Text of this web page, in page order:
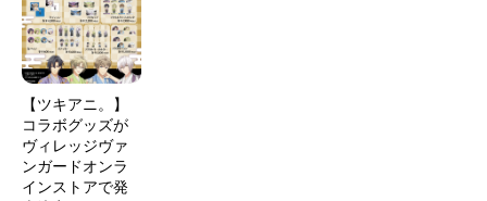
【ツキアニ。】
コラボグッズが
ヴィレッジヴァ
ンガードオンラ
インストアで発